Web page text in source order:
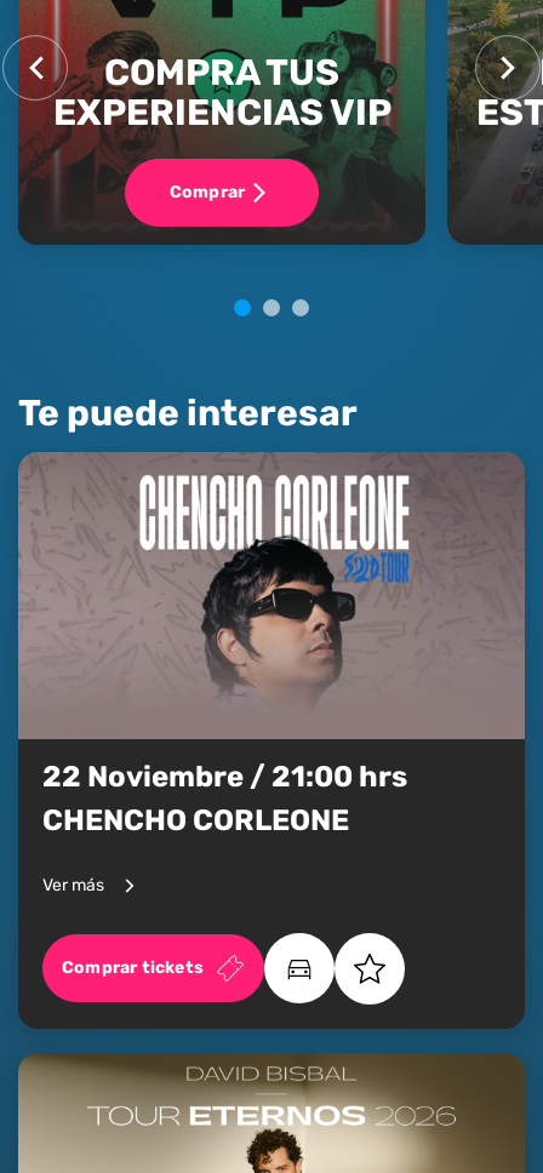
COMPRA TUS
EXPERIENCIAS VIP
Comprar
Te puede interesar
22 Noviembre / 21:00 hrs
CHENCHO CORLEONE
Ver más
Comprar tickets